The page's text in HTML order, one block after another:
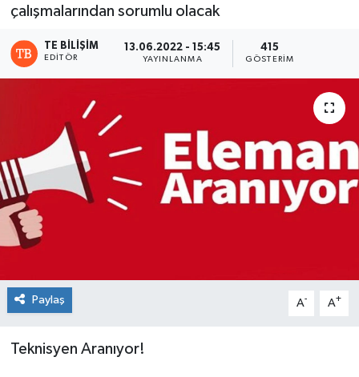
çalışmalarından sorumlu olacak
TE BILIŞIM
EDITÖR
13.06.2022 - 15:45
YAYINLANMA
415
GÖSTERIM
Paylaş A- A+
Teknisyen Aranıyor!